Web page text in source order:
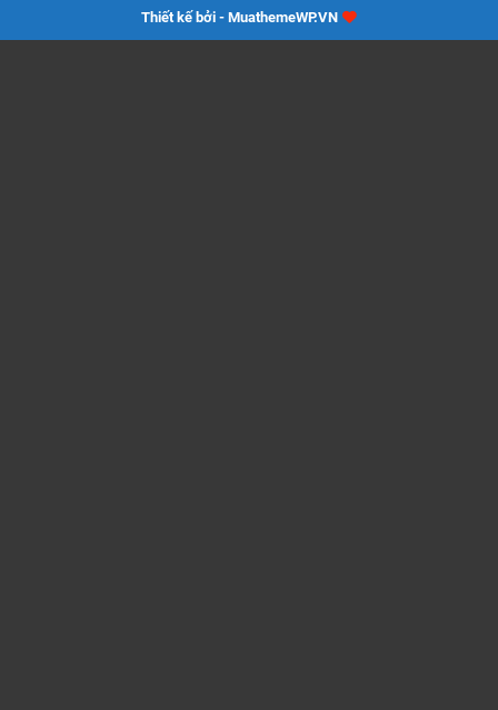
Thiết kế bởi - MuathemeWP.VN